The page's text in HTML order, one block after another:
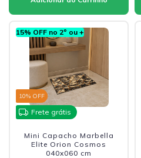
15% OFF no 2º ou +
10% OFF
Frete grátis
Mini Capacho Marbella
Elite Orion Cosmos
040x060 cm